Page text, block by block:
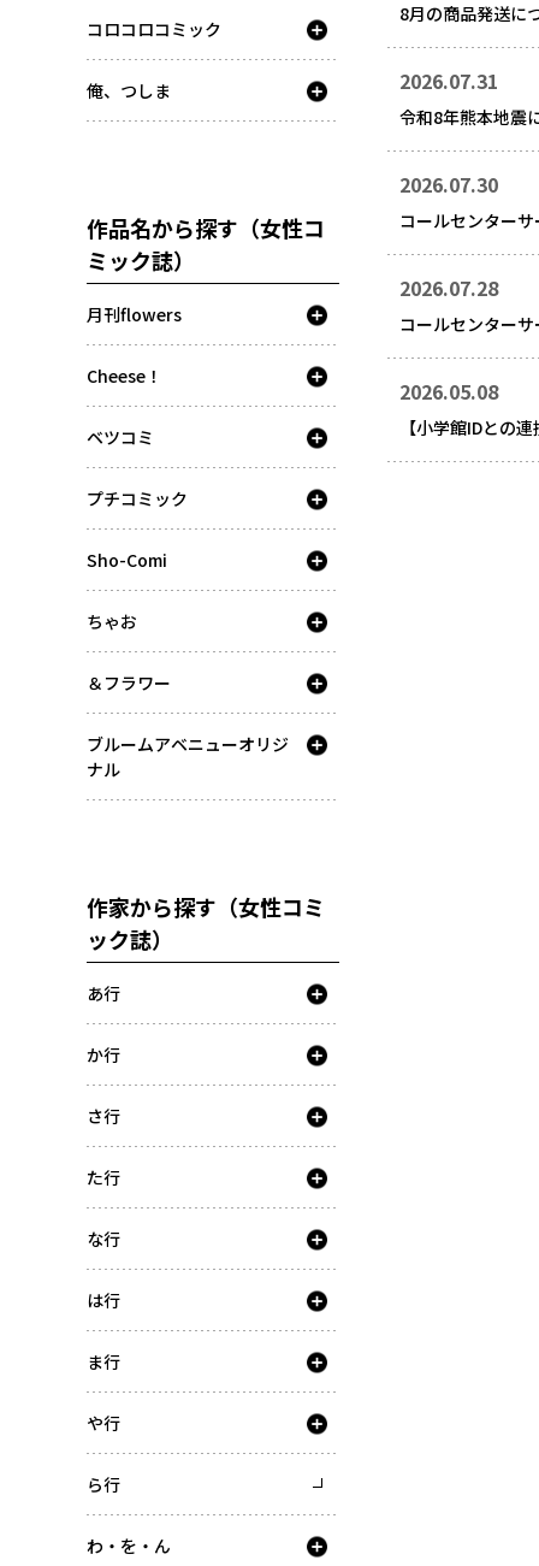
コロコロコミック
俺、つしま
作品名から探す（女性コ
ミック誌）
月刊flowers
Cheese！
ベツコミ
プチコミック
Sho-Comi
ちゃお
＆フラワー
ブルームアベニューオリジ
ナル
作家から探す（女性コミ
ック誌）
あ行
か行
さ行
た行
な行
は行
ま行
や行
ら行
わ・を・ん
8月の商品発送に
2026.07.31
令和8年熊本地震
2026.07.30
コールセンター
2026.07.28
コールセンター
2026.05.08
【小学館IDとの